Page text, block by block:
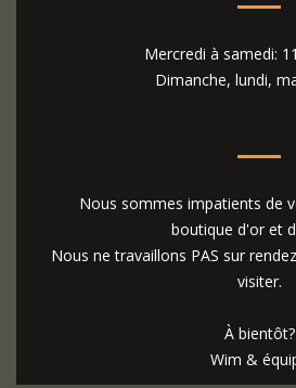
Mercredi à samedi:
Dimanche, lundi,
Nous sommes impatients de
boutique d'or et
Nous ne travaillons PAS sur
visiter.
À bientôt?
Wim &